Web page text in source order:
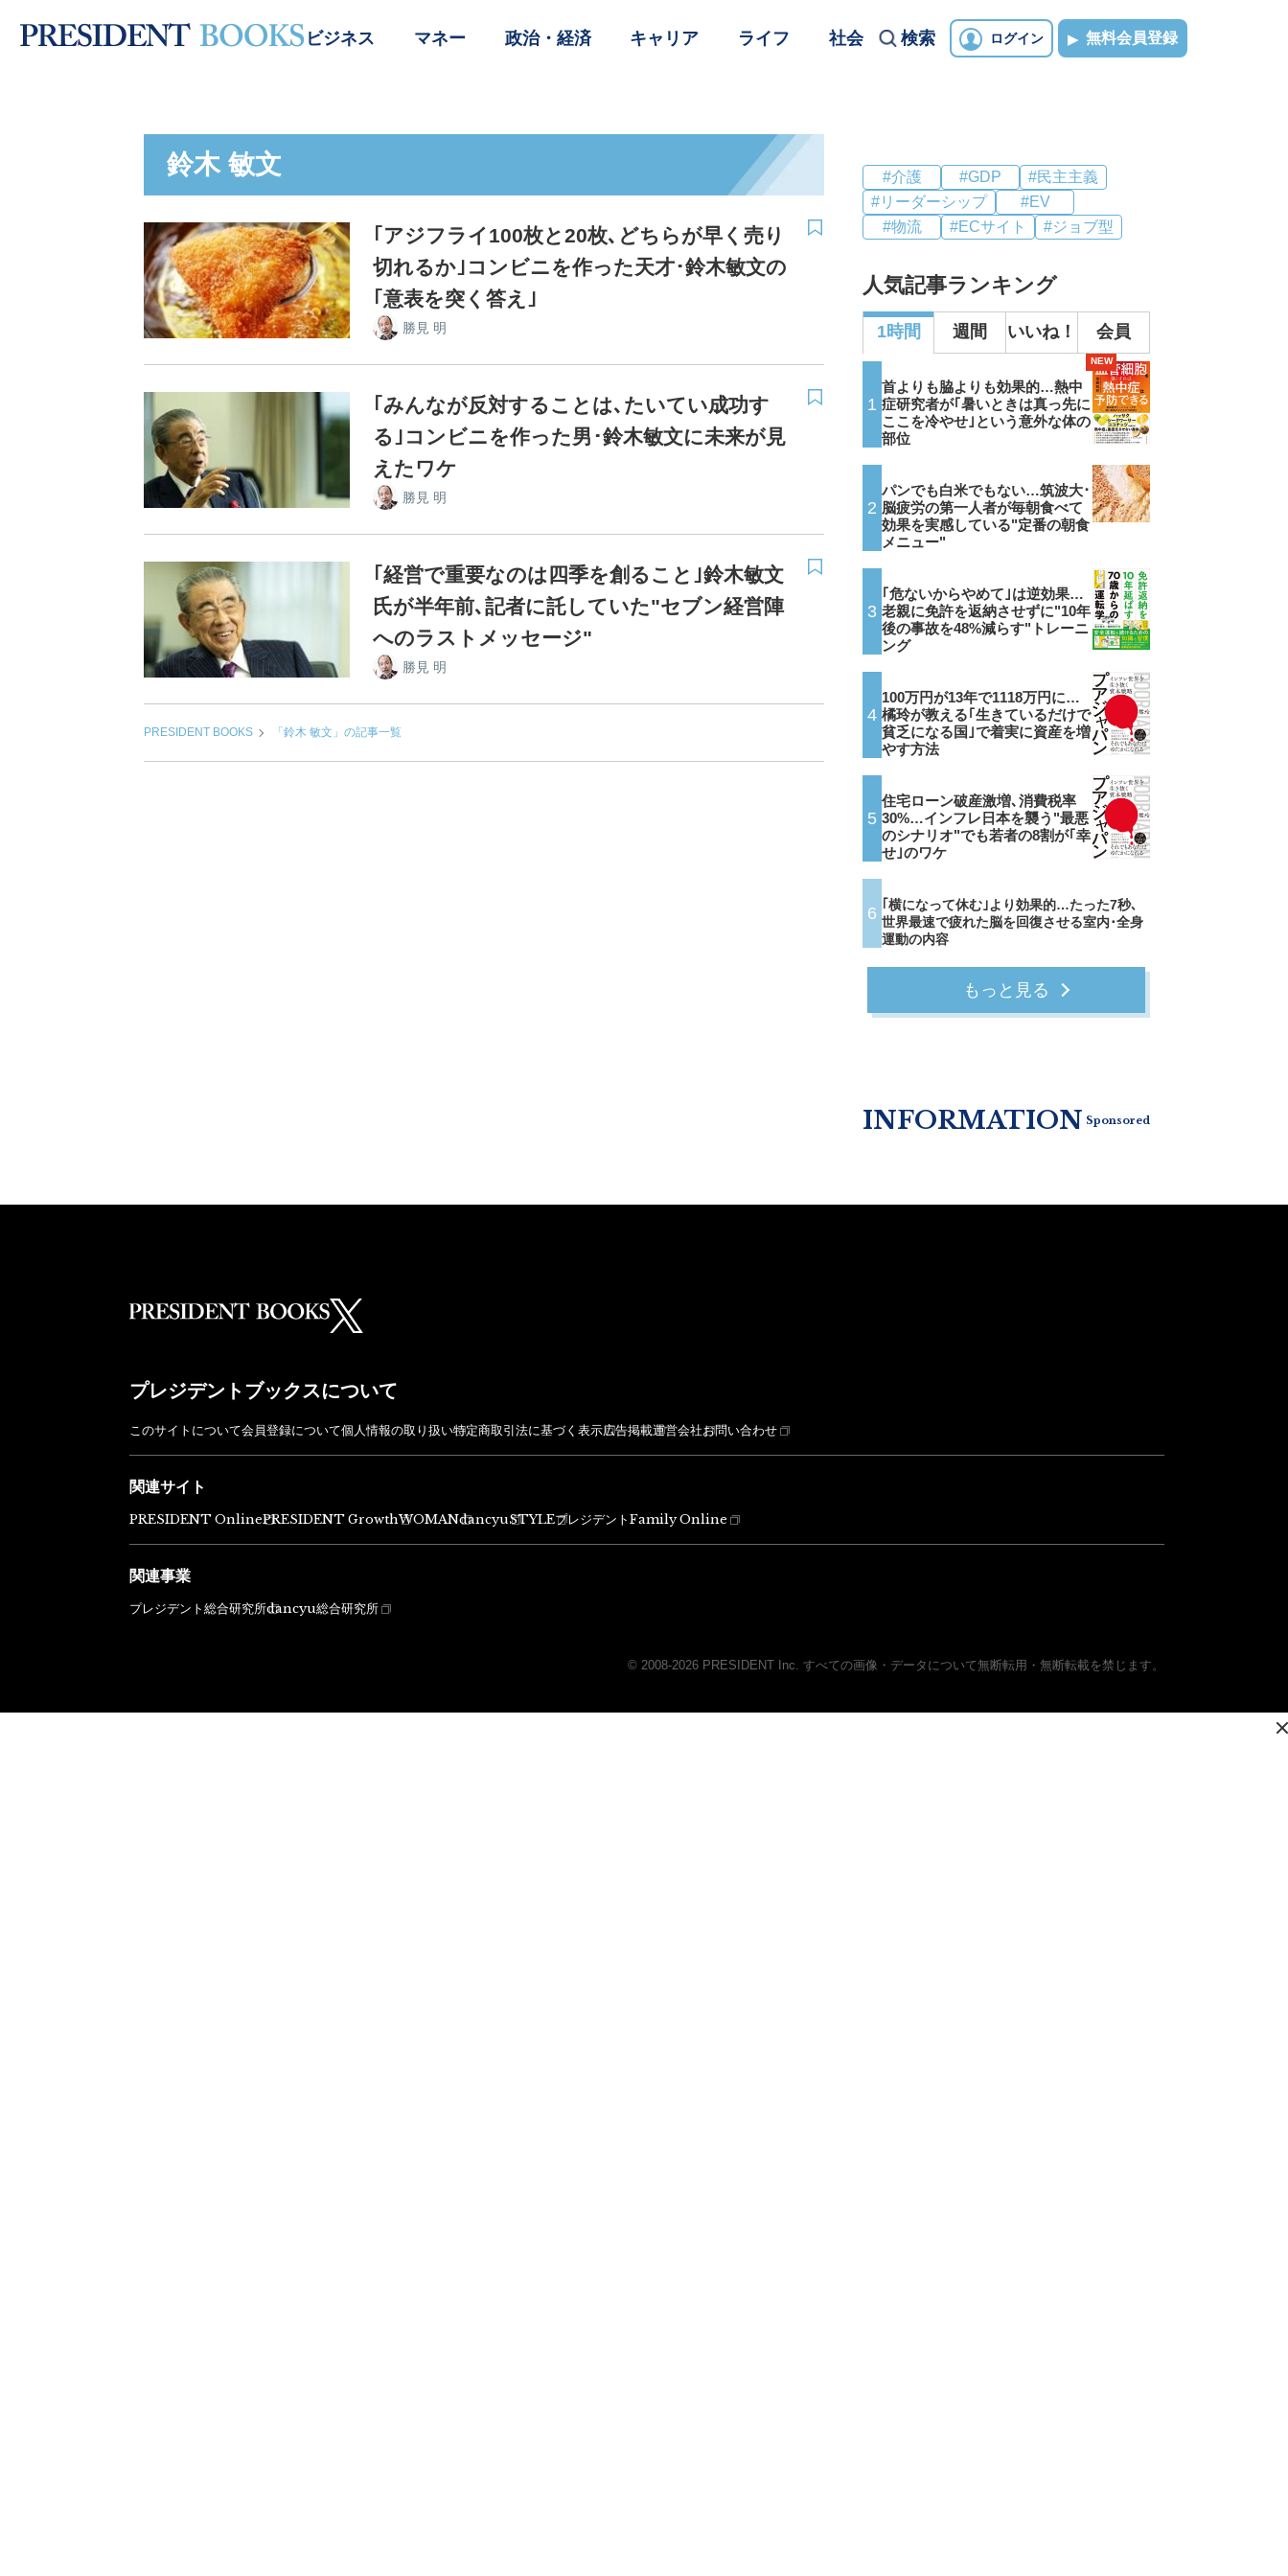
ビジネス マネー 政治・経済 キャリア ライフ 社会 検索 ログイン 無料会員登録
鈴木 敏文
｢アジフライ100枚と20枚､どちらが早く売り
切れるか｣コンビニを作った天才･鈴木敏文の
｢意表を突く答え｣
勝見 明
｢みんなが反対することは､たいてい成功す
る｣コンビニを作った男･鈴木敏文に未来が見
えたワケ
勝見 明
｢経営で重要なのは四季を創ること｣鈴木敏文
氏が半年前､記者に託していた"セブン経営陣
へのラストメッセージ"
勝見 明
PRESIDENT BOOKS 「鈴木 敏文」の記事一覧
#介護 #GDP
#民主主義
#リーダーシップ
#EV
#物流
#ECサイト #ジョブ型
人気記事ランキング
1時間 週間 いいね！ 会員
1
首よりも脇よりも効果的…熱中
症研究者が｢暑いときは真っ先に
ここを冷やせ｣という意外な体の
部位
NEW
2
パンでも白米でもない…筑波大･
脳疲労の第一人者が毎朝食べて
効果を実感している"定番の朝食
メニュー"
3
｢危ないからやめて｣は逆効果…
老親に免許を返納させずに"10年
後の事故を48%減らす"トレーニ
ング
4
100万円が13年で1118万円に…
橘玲が教える｢生きているだけで
貧乏になる国｣で着実に資産を増
やす方法
5
住宅ローン破産激増､消費税率
30%…インフレ日本を襲う"最悪
のシナリオ"でも若者の8割が｢幸
せ｣のワケ
6
｢横になって休む｣より効果的…たった7秒､
世界最速で疲れた脳を回復させる室内･全身
運動の内容
もっと見る
INFORMATION Sponsored
プレジデントブックスについて
このサイトについて会員登録について個人情報の取り扱い特定商取引法に基づく表示広告掲載運営会社お問い合わせ
関連サイト
PRESIDENT OnlinePRESIDENT GrowthWOMANdancyuSTYLEプレジデントFamily Online
関連事業
プレジデント総合研究所dancyu総合研究所
© 2008-2026 PRESIDENT Inc. すべての画像・データについて無断転用・無断転載を禁じます。